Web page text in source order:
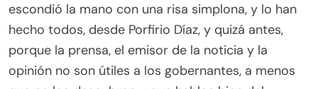
escondió la mano con una risa simplona, y lo han
hecho todos, desde Porfirio Díaz, y quizá antes,
porque la prensa, el emisor de la noticia y la
opinión no son útiles a los gobernantes, a menos